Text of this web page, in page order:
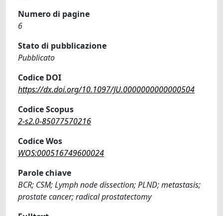
Numero di pagine
6
Stato di pubblicazione
Pubblicato
Codice DOI
https://dx.doi.org/10.1097/JU.0000000000000504
Codice Scopus
2-s2.0-85077570216
Codice Wos
WOS:000516749600024
Parole chiave
BCR; CSM; Lymph node dissection; PLND; metastasis;
prostate cancer; radical prostatectomy